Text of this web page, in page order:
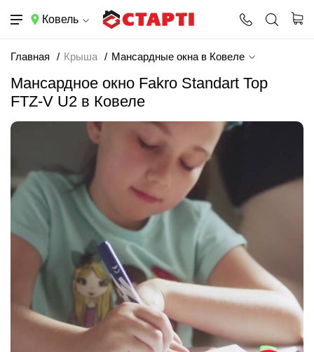
Ковель
Главная Крыша Мансардные окна в Ковеле
Мансардное окно Fakro Standart Top
FTZ-V U2 в Ковеле